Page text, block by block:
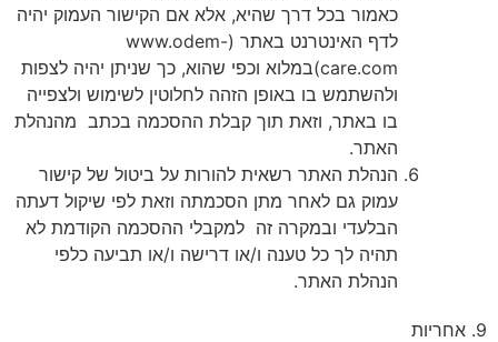
כאמור בכל דרך שהיא, אלא אם הקישור העמוק יהיה
לדף האינטרנט באתר (www.odem-
care.com)במלוא וכפי שהוא, כך שניתן יהיה לצפות
ולהשתמש בו באופן הזהה לחלוטין לשימוש ולצפייה
בו באתר, וזאת תוך קבלת ההסכמה בכתב מהנהלת
האתר.
הנהלת האתר רשאית להורות על ביטול של קישור
עמוק גם לאחר מתן הסכמתה וזאת לפי שיקול דעתה
הבלעדי ובמקרה זה למקבלי ההסכמה הקודמת לא
תהיה לך כל טענה ו/או דרישה ו/או תביעה כלפי
הנהלת האתר.
9. אחריות